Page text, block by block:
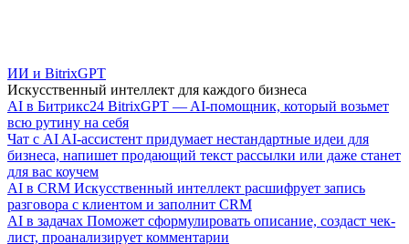
ИИ и BitrixGPT
Искусственный интеллект для каждого бизнеса
AI в Битрикс24 BitrixGPT — AI-помощник, который возьмет
всю рутину на себя
Чат с AI AI-ассистент придумает нестандартные идеи для
бизнеса, напишет продающий текст рассылки или даже станет
для вас коучем
AI в CRM Искусственный интеллект расшифрует запись
разговора с клиентом и заполнит CRM
AI в задачах Поможет сформулировать описание, создаст чек-
лист, проанализирует комментарии